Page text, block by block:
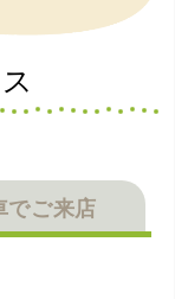
いた方の宝石
いろいろ教え
いました。
でご来店